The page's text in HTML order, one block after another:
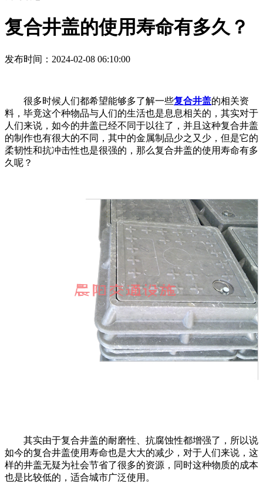
复合井盖的使用寿命有多久？
发布时间：2024-02-08 06:10:00
很多时候人们都希望能够多了解一些复合井盖的相关资
料，毕竟这个种物品与人们的生活也是息息相关的，其实对于
人们来说，如今的井盖已经不同于以往了，并且这种复合井盖
的制作也有很大的不同，其中的金属制品少之又少，但是它的
柔韧性和抗冲击性也是很强的，那么复合井盖的使用寿命有多
久呢？
其实由于复合井盖的耐磨性、抗腐蚀性都增强了，所以说
如今的复合井盖使用寿命也是大大的减少，对于人们来说，这
样的井盖无疑为社会节省了很多的资源，同时这种物质的成本
也是比较低的，适合城市广泛使用。